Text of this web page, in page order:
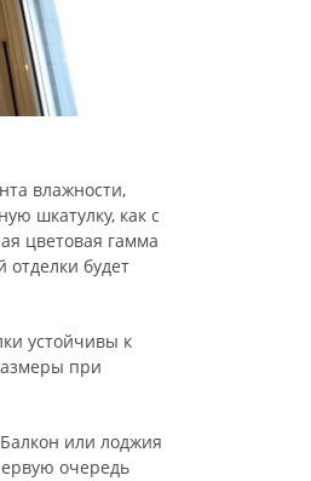
влажности,
шкатулку, как с
цветовая гамма
отделки будет
устойчивы к
при
или лоджия
очередь